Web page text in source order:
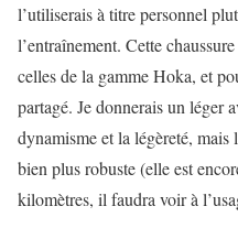
l’utiliserais à titre personnel
l’entraînement. Cette
celles de la gamme Hoka, et
partagé. Je donnerais un léger
dynamisme et la légèreté,
bien plus robuste (elle est
kilomètres, il faudra voir à